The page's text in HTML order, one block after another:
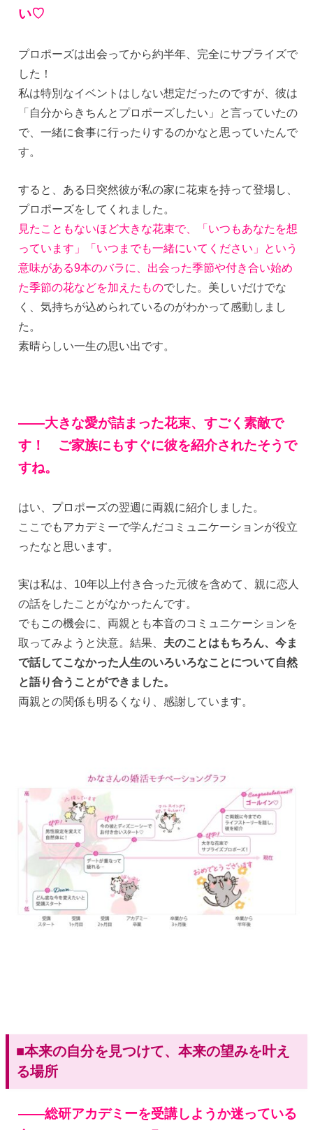
い♡
プロポーズは出会ってから約半年、完全にサプライズで
した！
私は特別なイベントはしない想定だったのですが、彼は
「自分からきちんとプロポーズしたい」と言っていたの
で、一緒に食事に行ったりするのかなと思っていたんで
す。
すると、ある日突然彼が私の家に花束を持って登場し、
プロポーズをしてくれました。
見たこともないほど大きな花束で、「いつもあなたを想
っています」「いつまでも一緒にいてください」という
意味がある9本のバラに、出会った季節や付き合い始め
た季節の花などを加えたものでした。美しいだけでな
く、気持ちが込められているのがわかって感動しまし
た。
素晴らしい一生の思い出です。
——大きな愛が詰まった花束、すごく素敵で
す！ ご家族にもすぐに彼を紹介されたそうで
すね。
はい、プロポーズの翌週に両親に紹介しました。
ここでもアカデミーで学んだコミュニケーションが役立
ったなと思います。
実は私は、10年以上付き合った元彼を含めて、親に恋人
の話をしたことがなかったんです。
でもこの機会に、両親とも本音のコミュニケーションを
取ってみようと決意。結果、 夫のことはもちろん、今ま
で話してこなかった人生のいろいろなことについて自然
と語り合うことができました。
両親との関係も明るくなり、感謝しています。
■本来の自分を見つけて、本来の望みを叶え
る場所
——総研アカデミーを受講しようか迷っている